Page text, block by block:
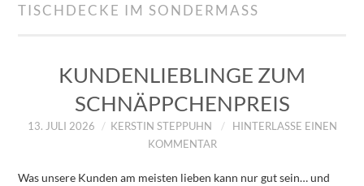
ÜBER UNS
ZUM SHOP
DATENSCHUTZERKLÄRUNG
TISCHDECKE IM SONDERMASS
KUNDENLIEBLINGE ZUM
SCHNÄPPCHENPREIS
13. JULI 2026 KERSTIN STEPPUHN
HINTERLASSE EINEN
KOMMENTAR
Was unsere Kunden am meisten lieben kann nur gut sein… und